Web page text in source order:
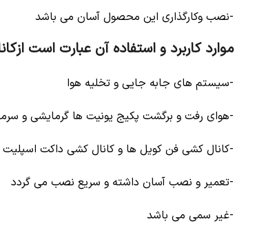
-نصب وکارگذاری این محصول آسان می باشد
موارد کاربرد و استفاده آن عبارت است
-سیستم های جابه جایی و تخلیه هوا
-هوای رفت و برگشت پکیج یونیت ها گرمایشی و
-کانال کشی فن کویل ها و کانال کشی داکت اسپلیت
-تعمیر و نصب آسان داشته و سریع نصب می گردد
-غیر سمی می باشد